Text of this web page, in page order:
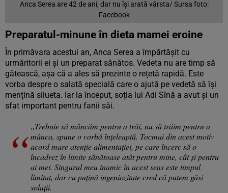
Anca Serea are 42 de ani, dar nu își arată vârsta/ Sursa foto:
Facebook
Preparatul-minune în dieta mamei eroine
În primăvara acestui an, Anca Serea a împărtășit cu
urmăritorii ei și un preparat sănătos. Vedeta nu are timp să
gătească, așa că a ales să prezinte o rețetă rapidă. Este
vorba despre o salată specială care o ajută pe vedetă să își
mențină silueta. Iar la început, soția lui Adi Sînă a avut și un
sfat important pentru fanii săi.
„Trebuie să mâncăm pentru a trăi, nu să trăim pentru a
mânca, spune o vorbă înțeleaptă. Tocmai din acest motiv
acord mare atenție alimentației, pe care încerc să o
încadrez în limite sănătoase atât pentru mine, cât și pentru
ai mei. Singurul meu inamic în acest sens este timpul
limitat, dar cu puțină ingeniozitate cred că putem găsi
soluții.